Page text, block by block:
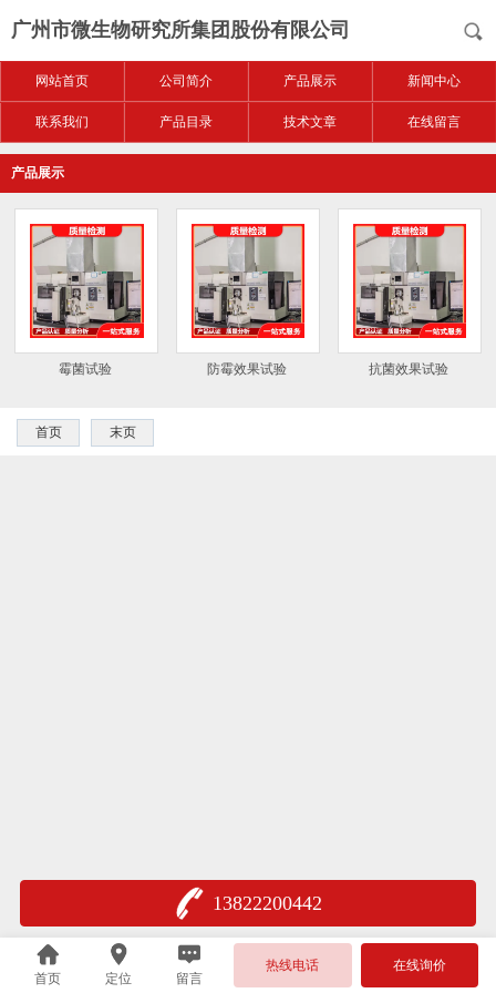
广州市微生物研究所集团股份有限公司
网站首页 公司简介 产品展示 新闻中心
联系我们 产品目录 技术文章 在线留言
产品展示
霉菌试验 防霉效果试验 抗菌效果试验
首页 末页
13822200442
首页 定位 留言
热线电话 在线询价